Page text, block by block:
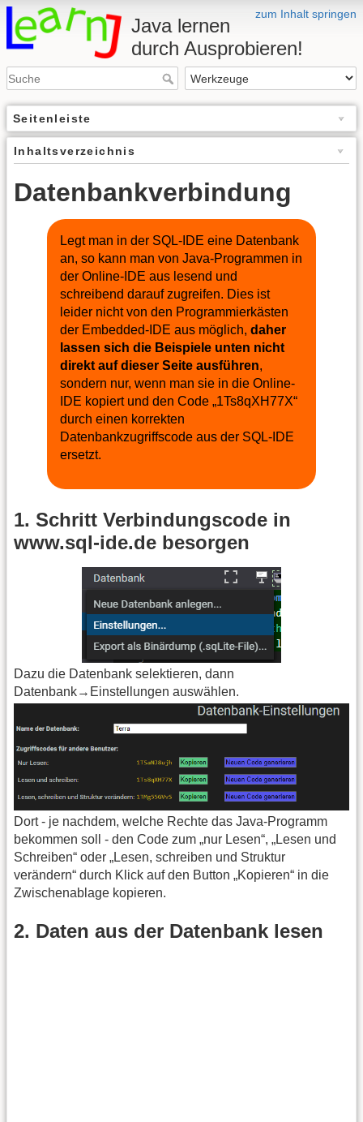
zum Inhalt springen
Java lernen
durch Ausprobieren!
Seitenleiste
Inhaltsverzeichnis
Datenbankverbindung
Legt man in der SQL-IDE eine Datenbank
an, so kann man von Java-Programmen in
der Online-IDE aus lesend und
schreibend darauf zugreifen. Dies ist
leider nicht von den Programmierkästen
der Embedded-IDE aus möglich,daher
lassen sich die Beispiele unten nicht
direkt auf dieser Seite ausführen,
sondern nur, wenn man sie in die Online-
IDE kopiert und den Code „1Ts8qXH77X“
durch einen korrekten
Datenbankzugriffscode aus der SQL-IDE
ersetzt.
1. Schritt Verbindungscode in
www.sql-ide.de besorgen
Dazu die Datenbank selektieren, dann
Datenbank→Einstellungen auswählen.
Dort - je nachdem, welche Rechte das Java-Programm
bekommen soll - den Code zum „nur Lesen“, „Lesen und
Schreiben“ oder „Lesen, schreiben und Struktur
verändern“ durch Klick auf den Button „Kopieren“ in die
Zwischenablage kopieren.
2. Daten aus der Datenbank lesen